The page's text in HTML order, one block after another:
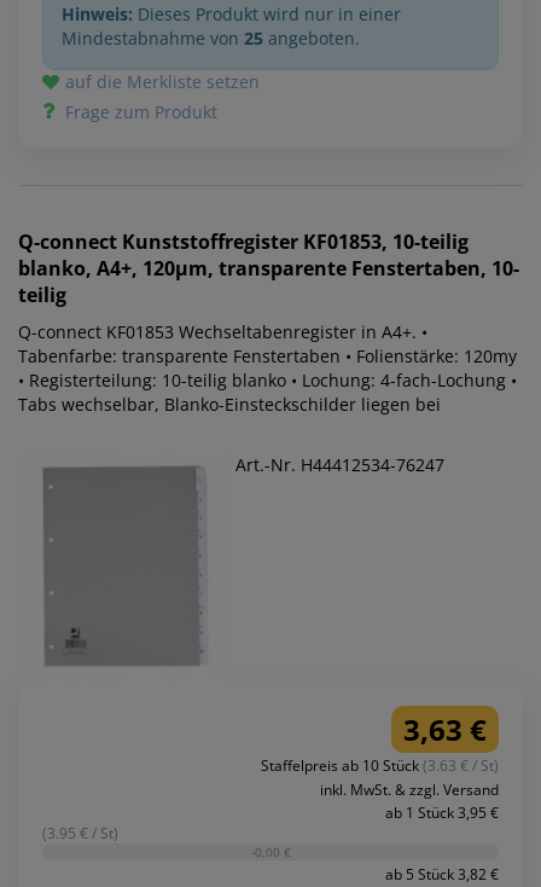
Hinweis: Dieses Produkt wird nur in einer
Mindestabnahme von 25 angeboten.
auf die Merkliste setzen
Frage zum Produkt
Q-connect Kunststoffregister KF01853, 10-teilig
blanko, A4+, 120µm, transparente Fenstertaben, 10-
teilig
Q-connect KF01853 Wechseltabenregister in A4+. •
Tabenfarbe: transparente Fenstertaben • Folienstärke: 120my
• Registerteilung: 10-teilig blanko • Lochung: 4-fach-Lochung •
Tabs wechselbar, Blanko-Einsteckschilder liegen bei
Art.-Nr. H44412534-76247
3,63 €
Staffelpreis ab 10 Stück(3.63 € / St)
inkl. MwSt. & zzgl. Versand
ab 1 Stück 3,95 €
(3.95 € / St)
-0,00 €
ab 5 Stück 3,82 €